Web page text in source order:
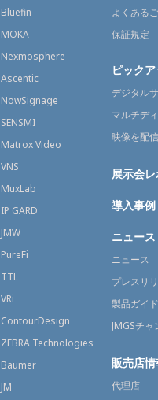
Bluefin
MOKA
Nexmosphere
Ascentic
NowSignage
SENSMI
Matrox Video
VNS
MuxLab
IP GARD
JMW
PureFi
TTL
VRi
ContourDesign
ZEBRA Technologies
Baumer
JM
よくある
保証規定
ピック
デジタル
マルチデ
映像を配
展示会レ
導入事例
ニュース
ニュース
プレスリ
製品ガイド
JMGSチャ
販売店情
代理店